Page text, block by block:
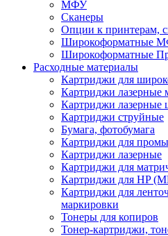
МФУ
Сканеры
Опции к принтерам,
Широкоформатные
Широкоформатные
Расходные материалы
Картриджи для
Картриджи лазерные
Картриджи лазерные
Картриджи струйные
Бумага, фотобумага
Картриджи для
Картриджи лазерные
Картриджи для
Картриджи для HP
Картриджи для
маркировки
Тонеры для копиров
Тонер-картриджи,